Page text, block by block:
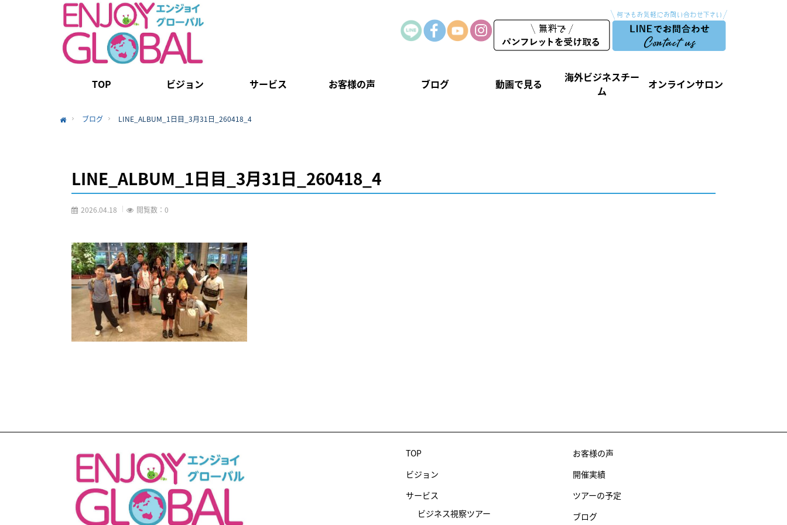
TOP ビジョン サービス お客様の声 ブログ 動画で見る
海外ビジネスチー
ム
オンラインサロン
ブログ LINE_ALBUM_1日目_3月31日_260418_4
LINE_ALBUM_1日目_3月31日_260418_4
2026.04.18 閲覧数：0
TOP
ビジョン
サービス
ビジネス視察ツアー
お客様の声
開催実績
ツアーの予定
ブログ